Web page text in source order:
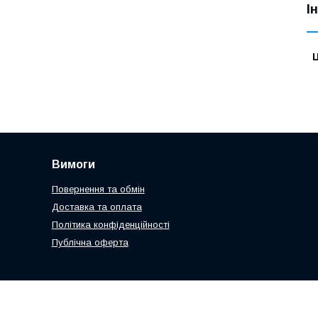
Вимоги
Повернення та обмін
Доставка та оплата
Політика конфіденційності
Публічна оферта